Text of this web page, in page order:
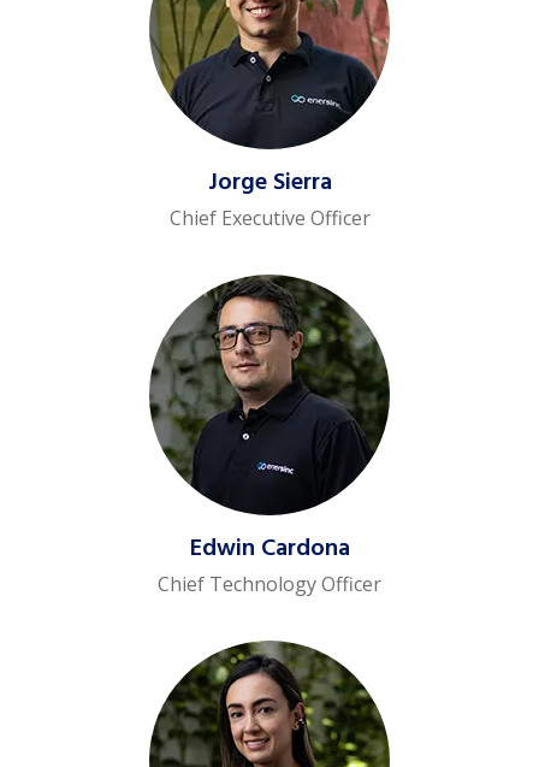
Jorge Sierra
Chief Executive Officer
Edwin Cardona
Chief Technology Officer